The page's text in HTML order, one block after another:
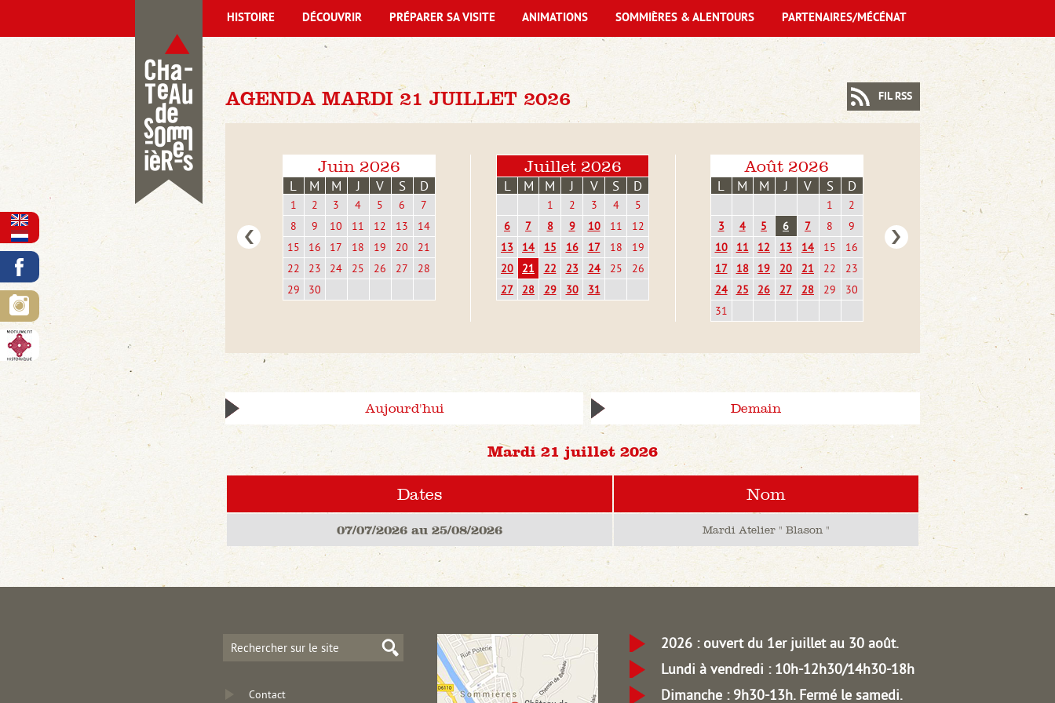
AGENDA MARDI 21 JUILLET 2026
Juin 2026
L M M J V S D
1 2 3 4 5 6
7
8
9 10 11 12 13
14
15
16 17 18 19 20
21
22
23 24 25 26 27
28
29
30
Juillet 2026
L M M J V S D
1 2 3 4
5
6
7 8 9 10 11
12
13
14 15 16 17 18
19
20
21 22 23 24 25
26
27
28 29 30 31
Août 2026
L M M J V S D
1
2
3
4 5 6 7 8
9
10
11 12 13 14 15
16
17
18 19 20 21 22
23
24
25 26 27 28 29
30
31
Aujourd'hui Demain
Mardi 21 juillet 2026
FIL RSS
Dates Nom
07/07/2026 au 25/08/2026 Mardi Atelier " Blason "
HISTOIRE DÉCOUVRIR PRÉPARER SA VISITE ANIMATIONS SOMMIÈRES & ALENTOURS PARTENAIRES/MÉCÉNAT
Contact
2026 : ouvert du 1er juillet au 30 août.
Lundi à vendredi : 10h-12h30/14h30-18h
Dimanche : 9h30-13h. Fermé le samedi.